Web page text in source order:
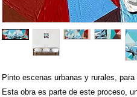
Pinto escenas urbanas y rurales,
Esta obra es parte de este proceso,